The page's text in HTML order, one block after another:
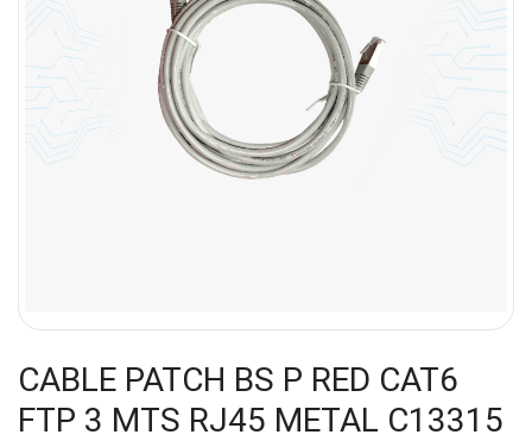
CABLE PATCH BS P RED CAT6
FTP 3 MTS RJ45 METAL C13315